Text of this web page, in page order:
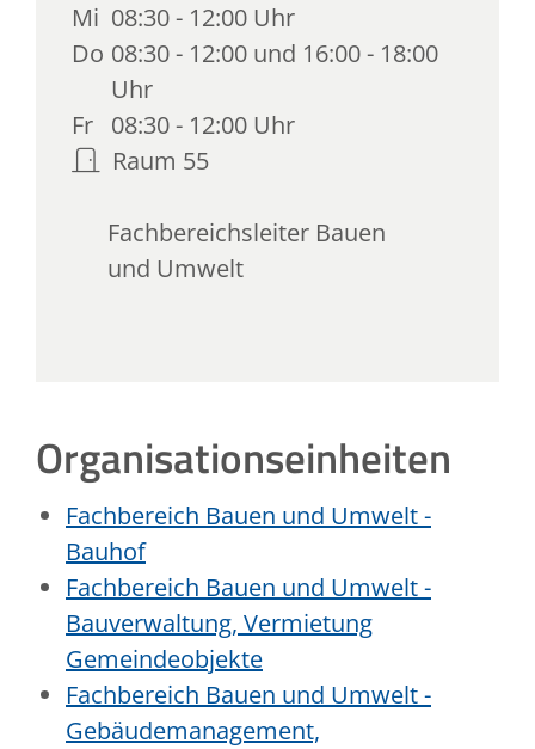
Mi 08:30 - 12:00 Uhr
Do 08:30 - 12:00 und 16:00 - 18:00
Uhr
Fr 08:30 - 12:00 Uhr
Raum 55
Fachbereichsleiter Bauen
und Umwelt
Organisationseinheiten
Fachbereich Bauen und Umwelt -
Bauhof
Fachbereich Bauen und Umwelt -
Bauverwaltung, Vermietung
Gemeindeobjekte
Fachbereich Bauen und Umwelt -
Gebäudemanagement,